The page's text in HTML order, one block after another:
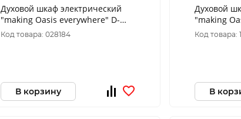
Духовой шкаф электрический
"making Oasis everywhere" D-
MBD (A)
Код товара: 028184
В корзину
Духовой
"making
DB6
Код товара:
В